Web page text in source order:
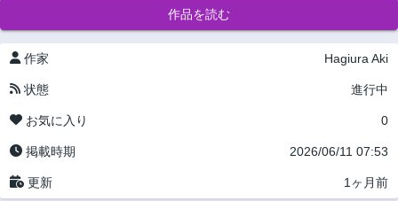
作品を読む
作家 Hagiura Aki
状態 進行中
お気に入り 0
掲載時期 2026/06/11 07:53
更新 1ヶ月前